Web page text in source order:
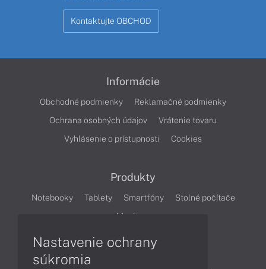
Kontaktujte OBCHOD
Informácie
Obchodné podmienky
Reklamačné podmienky
Ochrana osobných údajov
Vrátenie tovaru
Vyhlásenie o prístupnosti
Cookies
Produkty
Notebooky Tablety Smartfóny
Stolné počítače
Monitory
Nastavenie ochrany
súkromia